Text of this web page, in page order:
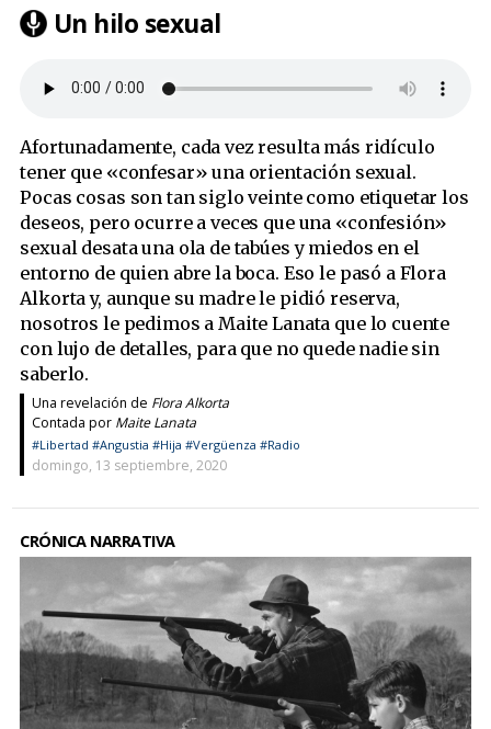
Un hilo sexual
Afortunadamente, cada vez resulta más ridículo
tener que «confesar» una orientación sexual.
Pocas cosas son tan siglo veinte como etiquetar los
deseos, pero ocurre a veces que una «confesión»
sexual desata una ola de tabúes y miedos en el
entorno de quien abre la boca. Eso le pasó a Flora
Alkorta y, aunque su madre le pidió reserva,
nosotros le pedimos a Maite Lanata que lo cuente
con lujo de detalles, para que no quede nadie sin
saberlo.
Una revelación de Flora Alkorta
Contada por Maite Lanata
#Libertad #Angustia #Hija #Vergüenza #Radio
domingo, 13 septiembre, 2020
CRÓNICA NARRATIVA